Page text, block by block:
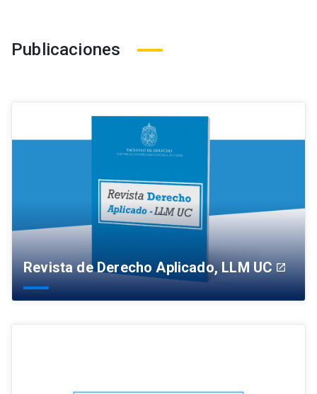
Publicaciones
Revista de Derecho Aplicado, LLM UC launch